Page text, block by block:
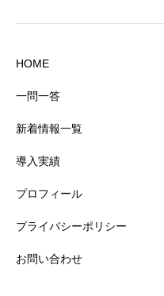
HOME
一問一答
新着情報一覧
導入実績
プロフィール
プライバシーポリシー
お問い合わせ